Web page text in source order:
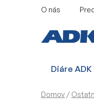
O nás
Diáre ADK
Domov /